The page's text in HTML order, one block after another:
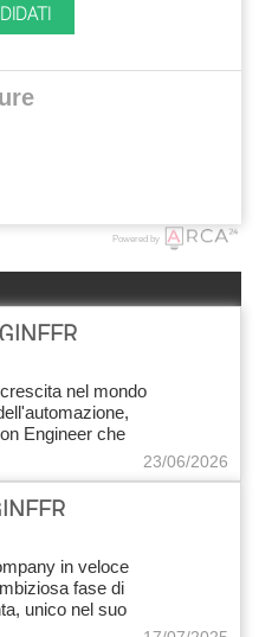
Powered by
nel mondo
Engineer che
specializzato
di
Artificiale. Le
e
e sistemi
di Customer
alla
Responsabilità
di soluzioni di
23/06/2026
in veloce
fase di
unico nel suo
è già